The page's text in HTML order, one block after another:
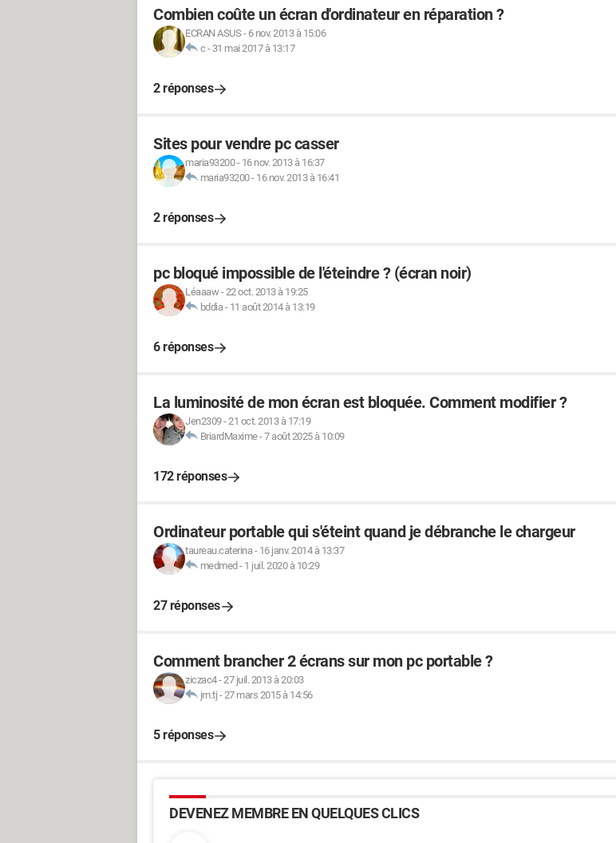
Combien coûte un écran d'ordinateur en réparation ?
ECRAN ASUS - 6 nov. 2013 à 15:06
c - 31 mai 2017 à 13:17
2 réponses
Sites pour vendre pc casser
maria93200- 16 nov. 2013 à 16:37
maria93200- 16 nov. 2013 à 16:41
2 réponses
pc bloqué impossible de l'éteindre ? (écran noir)
Léaaaw-22 oct. 2013 à 19:25
bddia- 11 août 2014 à 13:19
6 réponses
La luminosité de mon écran est bloquée. Comment modifier ?
Jen2309-21 oct. 2013 à 17:19
BriardMaxime-7 août 2025 à 10:09
172 réponses
Ordinateur portable qui s'éteint quand je débranche le chargeur
taureau.caterina- 16 janv. 2014 à 13:37
medmed - 1 juil. 2020 à 10:29
27 réponses
Comment brancher 2 écrans sur mon pc portable ?
ziczac4-27 juil. 2013 à 20:03
jm.tj -27 mars 2015 à 14:56
5 réponses
DEVENEZ MEMBRE EN QUELQUES CLICS